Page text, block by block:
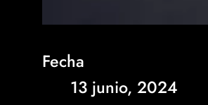
Fecha
13 junio, 2024